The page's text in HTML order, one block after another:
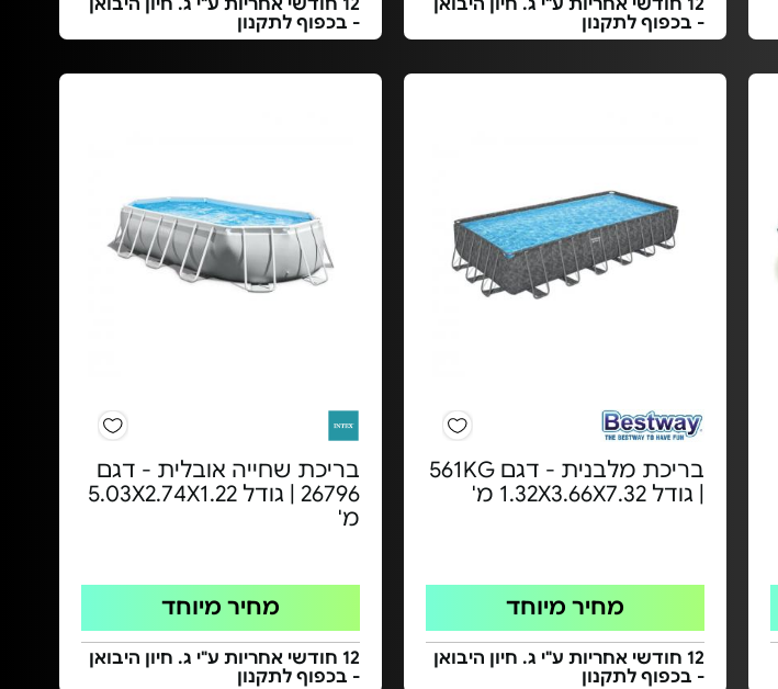
12 חודשי אחריות ע"י ג. חיון היבואן
- בכפוף לתקנון
12 חודשי אחריות ע"י ג. חיון היבואן
- בכפוף לתקנון
בריכת מלבנית - דגם 561KG
| גודל 1.32X3.66X7.32 מ'
מחיר מיוחד
12 חודשי אחריות ע"י ג. חיון היבואן
- בכפוף לתקנון
בריכת שחייה אובלית - דגם
26796 | גודל 5.03X2.74X1.22
מ'
מחיר מיוחד
12 חודשי אחריות ע"י ג. חיון היבואן
- בכפוף לתקנון